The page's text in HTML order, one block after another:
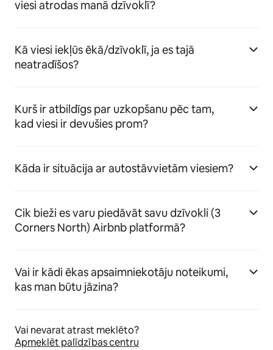
viesi atrodas manā dzīvoklī?
Kā viesi iekļūs ēkā/dzīvoklī, ja es tajā
neatradīšos?
Kurš ir atbildīgs par uzkopšanu pēc tam,
kad viesi ir devušies prom?
Kāda ir situācija ar autostāvvietām viesiem?
Cik bieži es varu piedāvāt savu dzīvokli (3
Corners North) Airbnb platformā?
Vai ir kādi ēkas apsaimniekotāju noteikumi,
kas man būtu jāzina?
Vai nevarat atrast meklēto?
Apmeklēt palīdzības centru